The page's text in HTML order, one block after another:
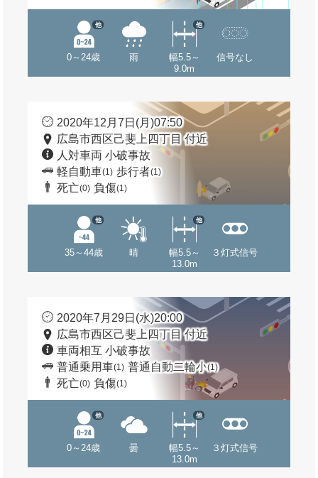
0～24歳
他
雨
幅5.5～
9.0m
他
信号なし
2020年12月7日(月)07:50
広島市西区己斐上四丁目 付近
人対車両 小破事故
軽自動車(1) 歩行者(1)
死亡(0) 負傷(1)
35～44歳
他
晴
幅5.5～
13.0m
他
３灯式信号
2020年7月29日(水)20:00
広島市西区己斐上四丁目 付近
車両相互 小破事故
普通乗用車(1) 普通自動二輪小(1)
死亡(0) 負傷(1)
0～24歳
他
曇
幅5.5～
13.0m
他
３灯式信号